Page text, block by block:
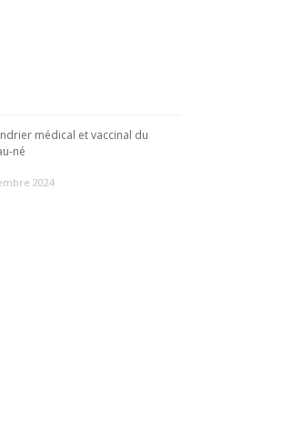
médical et vaccinal du
né
2024